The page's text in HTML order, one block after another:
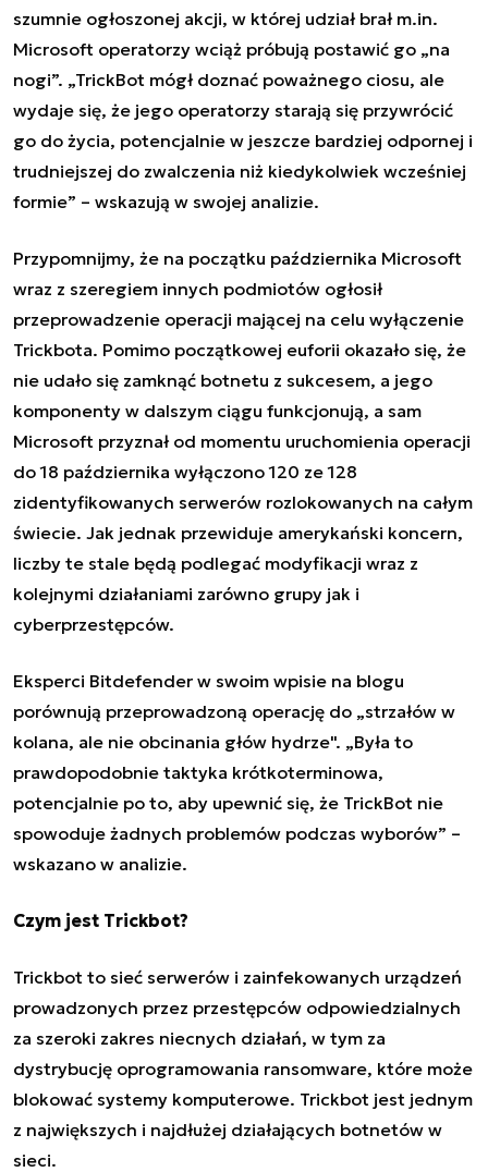
szumnie ogłoszonej akcji, w której udział brał m.in.
Microsoft operatorzy wciąż próbują postawić go „na
nogi”. „TrickBot mógł doznać poważnego ciosu, ale
wydaje się, że jego operatorzy starają się przywrócić
go do życia, potencjalnie w jeszcze bardziej odpornej i
trudniejszej do zwalczenia niż kiedykolwiek wcześniej
formie” – wskazują w swojej analizie.
Przypomnijmy, że na początku października Microsoft
wraz z szeregiem innych podmiotów ogłosił
przeprowadzenie operacji mającej na celu wyłączenie
Trickbota. Pomimo początkowej euforii okazało się, że
nie udało się zamknąć botnetu z sukcesem, a jego
komponenty w dalszym ciągu funkcjonują, a sam
Microsoft przyznał od momentu uruchomienia operacji
do 18 października wyłączono 120 ze 128
zidentyfikowanych serwerów rozlokowanych na całym
świecie. Jak jednak przewiduje amerykański koncern,
liczby te stale będą podlegać modyfikacji wraz z
kolejnymi działaniami zarówno grupy jak i
cyberprzestępców.
Eksperci Bitdefender w swoim wpisie na blogu
porównują przeprowadzoną operację do „strzałów w
kolana, ale nie obcinania głów hydrze". „Była to
prawdopodobnie taktyka krótkoterminowa,
potencjalnie po to, aby upewnić się, że TrickBot nie
spowoduje żadnych problemów podczas wyborów” –
wskazano w analizie.
Czym jest Trickbot?
Trickbot to sieć serwerów i zainfekowanych urządzeń
prowadzonych przez przestępców odpowiedzialnych
za szeroki zakres niecnych działań, w tym za
dystrybucję oprogramowania ransomware, które może
blokować systemy komputerowe. Trickbot jest jednym
z największych i najdłużej działających botnetów w
sieci.